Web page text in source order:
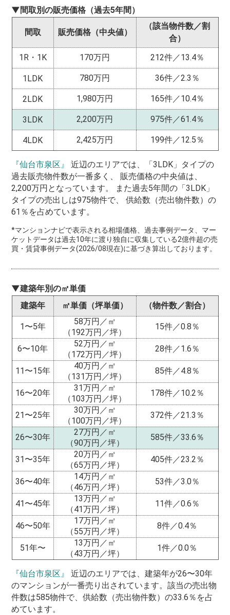
▼間取別の販売価格（過去5年間）
間取 販売価格（中央値）
（該当物件数／割
合）
1R・1K
170万円 212件／13.4％
1LDK 780万円 36件／2.3％
2LDK 1,980万円 165件／10.4％
3LDK 2,200万円 975件／61.4％
4LDK 2,425万円 199件／12.5％
『仙台市泉区』
近辺のエリアでは、「3LDK」タイプの
過去販売物件数が一番多く、 販売価格の中央値は、
2,200万円となっています。 また過去5年間の「3LDK」
タイプの売出しは975物件で、 供給数（売出物件数）の
61％を占めています。
*マンションナビで表示される相場価格、過去事例データ、マー
ケットデータは過去10年に渡り独自に収集している2億件超の売
買・賃貸事例データ(2026/08現在)に基づき算出しております。
▼建築年別の㎡単価
建築年
㎡単価（坪単価） （物件数／割合）
1〜5年
58万円／㎡
（192万円／坪）
15件／0.8％
6〜10年
52万円／㎡
（172万円／坪）
28件／1.6％
11〜15年
40万円／㎡
（131万円／坪）
85件／4.8％
16〜20年
31万円／㎡
（103万円／坪）
178件／10.2％
21〜25年
30万円／㎡
（100万円／坪）
372件／21.3％
26〜30年
27万円／㎡
（90万円／坪）
585件／33.6％
31〜35年
20万円／㎡
（65万円／坪）
405件／23.2％
36〜40年
14万円／㎡
（46万円／坪）
53件／3.0％
41〜45年
13万円／㎡
（41万円／坪）
11件／0.6％
46〜50年
17万円／㎡
（55万円／坪）
8件／0.4％
51年〜
13万円／㎡
（43万円／坪）
1件／0.0％
『仙台市泉区』
近辺のエリアでは、建築年が26〜30年
のマンションが一番売り出されています。該当の売出物
件数は585物件で、供給数（売出物件数）の33.6％を占
めています。